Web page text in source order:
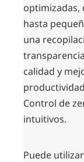
optimizadas,
hasta
una
calidad y
Control de
intuitivos.
Puede